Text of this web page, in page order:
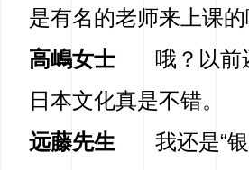
是有名的老师来上课的
高嶋女士
哦？以前
日本文化真是不错。
远藤先生
我还是“